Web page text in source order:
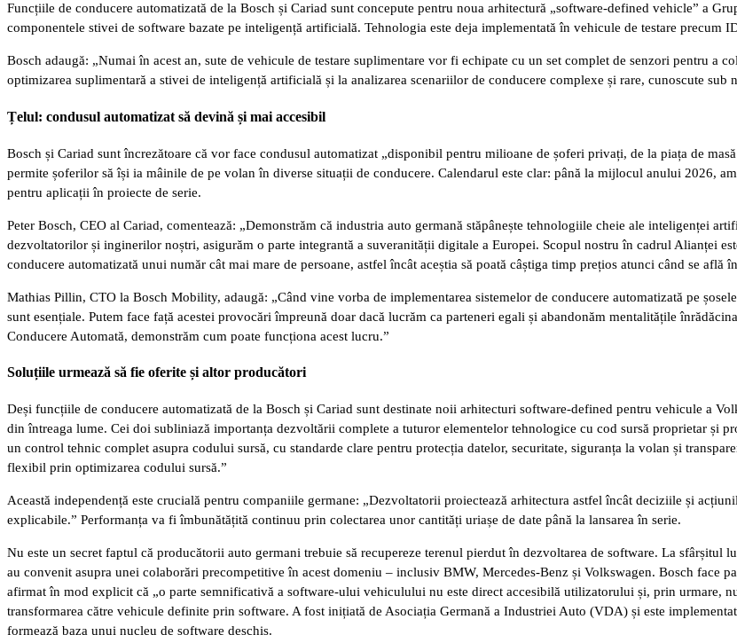
Funcțiile de conducere automatizată de la Bosch și Cariad sunt concepute pentru noua arhitectură „software-defined vehicle” a
componentele stivei de software bazate pe inteligență artificială. Tehnologia este deja implementată în vehicule de testare precum
Bosch adaugă: „Numai în acest an, sute de vehicule de testare suplimentare vor fi echipate cu un set complet de senzori pentru a
optimizarea suplimentară a stivei de inteligență artificială și la analizarea scenariilor de conducere complexe și rare, cunoscute sub
Țelul: condusul automatizat să devină și mai accesibil
Bosch și Cariad sunt încrezătoare că vor face condusul automatizat „disponibil pentru milioane de șoferi privați, de la piața de
permite șoferilor să își ia mâinile de pe volan în diverse situații de conducere. Calendarul este clar: până la mijlocul anului 2026,
pentru aplicații în proiecte de serie.
Peter Bosch, CEO al Cariad, comentează: „Demonstrăm că industria auto germană stăpânește tehnologiile cheie ale inteligenței
dezvoltatorilor și inginerilor noștri, asigurăm o parte integrantă a suveranității digitale a Europei. Scopul nostru în cadrul Alianței
conducere automatizată unui număr cât mai mare de persoane, astfel încât aceștia să poată câștiga timp prețios atunci când se află
Mathias Pillin, CTO la Bosch Mobility, adaugă: „Când vine vorba de implementarea sistemelor de conducere automatizată pe
sunt esențiale. Putem face față acestei provocări împreună doar dacă lucrăm ca parteneri egali și abandonăm mentalitățile
Conducere Automată, demonstrăm cum poate funcționa acest lucru.”
Soluțiile urmează să fie oferite și altor producători
Deși funcțiile de conducere automatizată de la Bosch și Cariad sunt destinate noii arhitecturi software-defined pentru vehicule a
din întreaga lume. Cei doi subliniază importanța dezvoltării complete a tuturor elementelor tehnologice cu cod sursă proprietar și
un control tehnic complet asupra codului sursă, cu standarde clare pentru protecția datelor, securitate, siguranța la volan și
flexibil prin optimizarea codului sursă.”
Această independență este crucială pentru companiile germane: „Dezvoltatorii proiectează arhitectura astfel încât deciziile și
explicabile.” Performanța va fi îmbunătățită continuu prin colectarea unor cantități uriașe de date până la lansarea în serie.
Nu este un secret faptul că producătorii auto germani trebuie să recupereze terenul pierdut în dezvoltarea de software. La sfârșitul
au convenit asupra unei colaborări precompetitive în acest domeniu – inclusiv BMW, Mercedes-Benz și Volkswagen. Bosch face
afirmat în mod explicit că „o parte semnificativă a software-ului vehiculului nu este direct accesibilă utilizatorului și, prin urmare,
transformarea către vehicule definite prin software. A fost inițiată de Asociația Germană a Industriei Auto (VDA) și este
formează baza unui nucleu de software deschis.